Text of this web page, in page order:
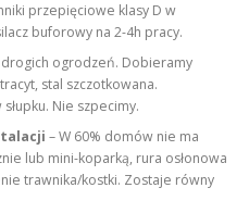
przepięciowe klasy D w
buforowy na 2-4h pracy.
drogich ogrodzeń. Dobieramy
stal szczotkowana.
Nie szpecimy.
– W 60% domów nie ma
lub mini-koparką, rura osłonowa
trawnika/kostki. Zostaje równy